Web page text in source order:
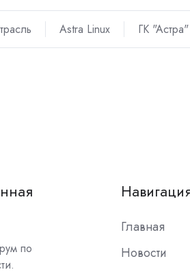
Astra Linux ГК "Астра"
по
Главная
Новости